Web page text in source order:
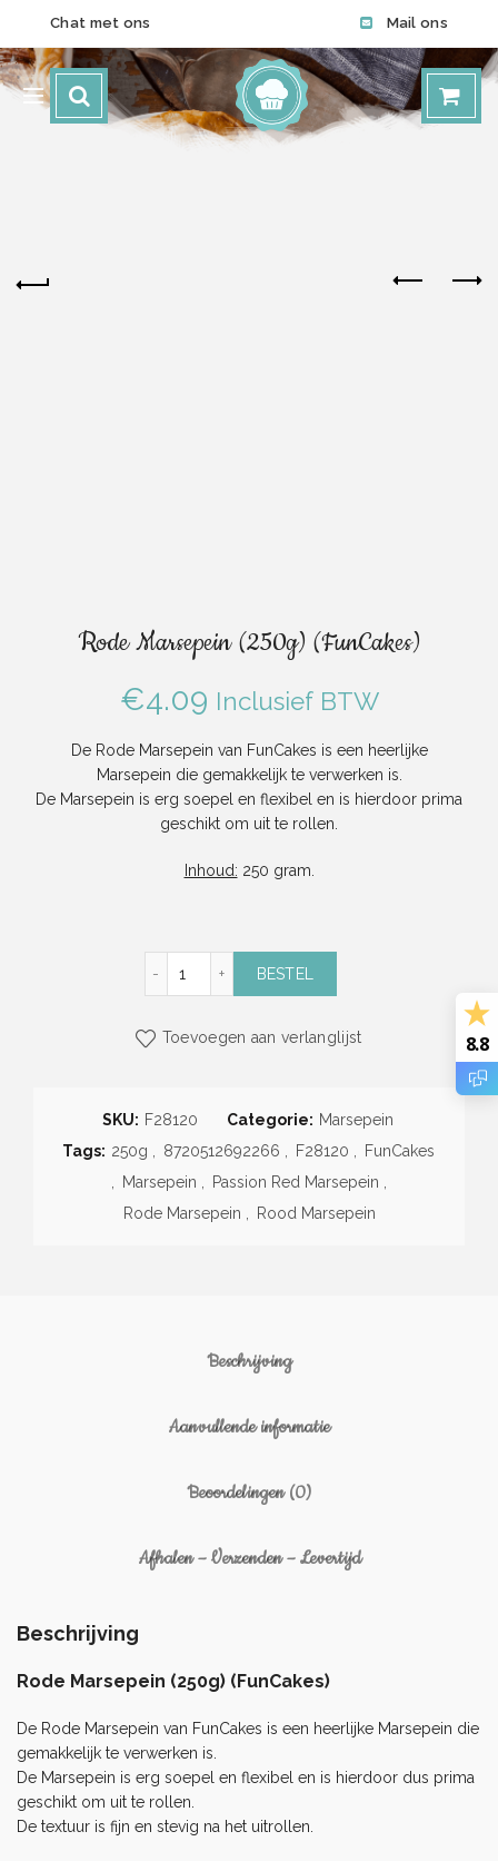
Chat met ons Mail ons
Rode Marsepein (250g) (FunCakes)
€4.09 Inclusief BTW
De Rode Marsepein van FunCakes is een heerlijke
Marsepein die gemakkelijk te verwerken is.
De Marsepein is erg soepel en flexibel en is hierdoor prima
geschikt om uit te rollen.
Inhoud: 250 gram.
BESTEL
Toevoegen aan verlanglijst
SKU: F28120 Categorie: Marsepein
Tags: 250g 8720512692266 F28120
FunCakes
Marsepein Passion Red Marsepein
Rode Marsepein
Rood Marsepein
Beschrijving
Aanvullende informatie
Beoordelingen (0)
Afhalen – Verzenden – Levertijd
Beschrijving
Rode Marsepein (250g) (FunCakes)
De Rode Marsepein van FunCakes is een heerlijke Marsepein die
gemakkelijk te verwerken is.
De Marsepein is erg soepel en flexibel en is hierdoor dus prima
geschikt om uit te rollen.
De textuur is fijn en stevig na het uitrollen.
8.8